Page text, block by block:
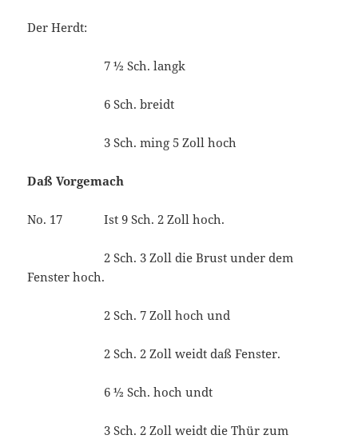
Der Herdt:
7 ½ Sch. langk
6 Sch. breidt
3 Sch. ming 5 Zoll hoch
Daß Vorgemach
No. 17 Ist 9 Sch. 2 Zoll hoch.
2 Sch. 3 Zoll die Brust under dem
Fenster hoch.
2 Sch. 7 Zoll hoch und
2 Sch. 2 Zoll weidt daß Fenster.
6 ½ Sch. hoch undt
3 Sch. 2 Zoll weidt die Thür zum